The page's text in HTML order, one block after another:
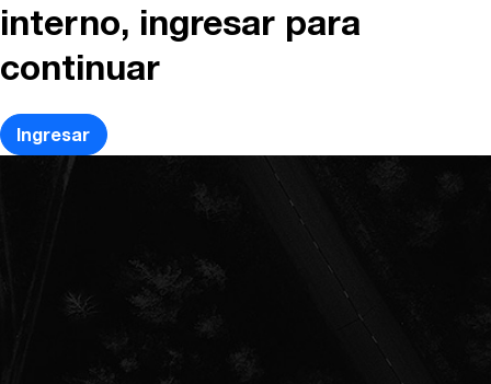
interno, ingresar para
continuar
Ingresar